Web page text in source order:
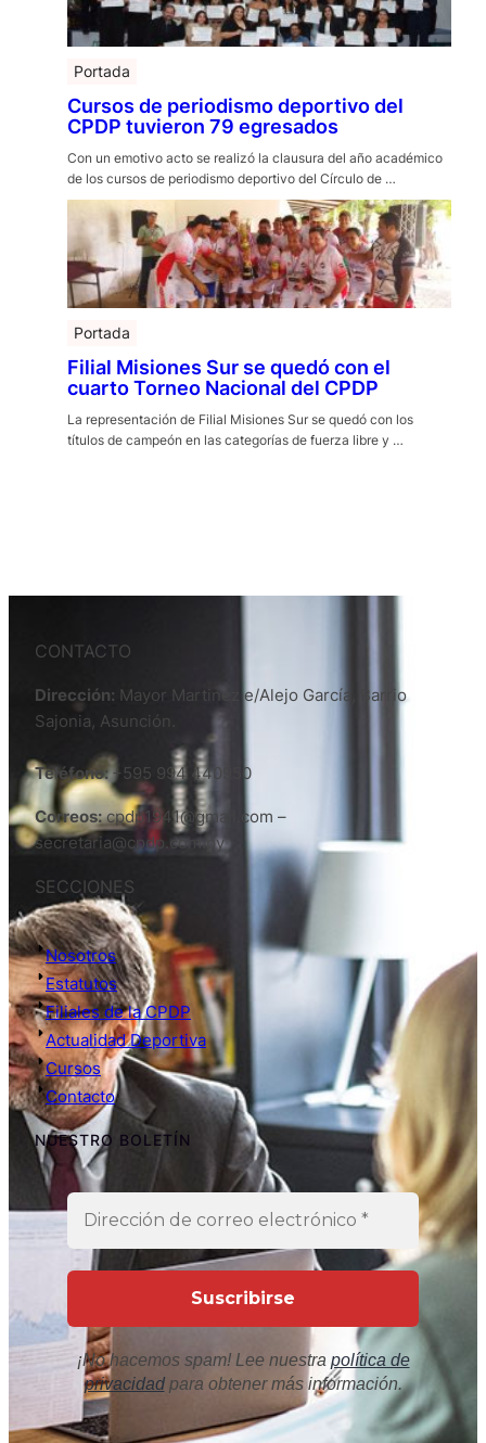
Portada
Cursos de periodismo deportivo del
CPDP tuvieron 79 egresados
Con un emotivo acto se realizó la clausura del año académico
de los cursos de periodismo deportivo del Círculo de …
Portada
Filial Misiones Sur se quedó con el
cuarto Torneo Nacional del CPDP
La representación de Filial Misiones Sur se quedó con los
títulos de campeón en las categorías de fuerza libre y …
CONTACTO
Dirección: Mayor Martinez e/Alejo García, Barrio
Sajonia, Asunción.
Teléfono:+595 994 440950
Correos:cpdp1941@gmail.com –
secretaria@cpdp.com.py
SECCIONES
Nosotros
Estatutos
Filiales de la CPDP
Actualidad Deportiva
Cursos
Contacto
NUESTRO BOLETÍN
¡No hacemos spam! Lee nuestra política de
privacidadpara obtener más información.